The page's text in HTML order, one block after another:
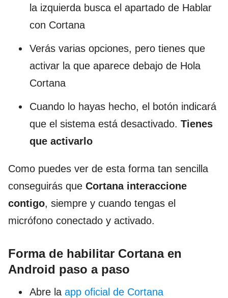
la izquierda busca el apartado de Hablar
con Cortana
Verás varias opciones, pero tienes que
activar la que aparece debajo de Hola
Cortana
Cuando lo hayas hecho, el botón indicará
que el sistema está desactivado. Tienes
que activarlo
Como puedes ver de esta forma tan sencilla
conseguirás que Cortana interaccione
contigo, siempre y cuando tengas el
micrófono conectado y activado.
Forma de habilitar Cortana en
Android paso a paso
Abre la app oficial de Cortana